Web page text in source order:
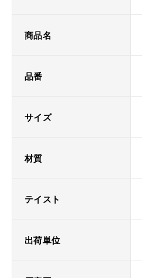
商品名
品番
サイズ
材質
テイスト
出荷単位